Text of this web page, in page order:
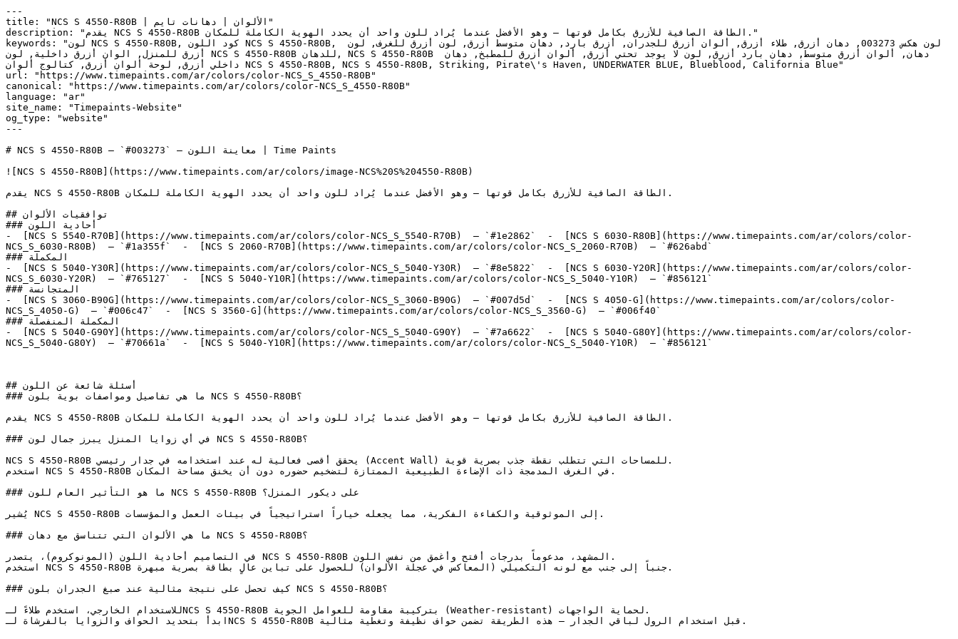
---
title: "NCS S 4550-R80B | الألوان | دهانات تايم"
description: "يقدم NCS S 4550-R80B الطاقة الصافية للأزرق بكامل قوتها — وهو الأفضل عندما يُراد للون واحد أن يحدد الهوية الكاملة للمكان."
keywords: "لون NCS S 4550-R80B, كود اللون NCS S 4550-R80B, لون هكس 003273, دهان أزرق, طلاء أزرق, ألوان أزرق للجدران, أزرق بارد, دهان متوسط أزرق, لون أزرق للغرف, لون
أزرق للمنزل, الوان أزرق داخلية, لون NCS S 4550-R80B للدهان, NCS S 4550-R80B دهان, ألوان أزرق متوسط, دهان بارد أزرق, لون لا يوجد تحتي أزرق, ألوان أزرق للمطبخ, دهان
داخلي أزرق, لوحة ألوان أزرق, كتالوج ألوان NCS S 4550-R80B, NCS S 4550-R80B, Striking, Pirate\'s Haven, UNDERWATER BLUE, Blueblood, California Blue"
url: "https://www.timepaints.com/ar/colors/color-NCS_S_4550-R80B"
canonical: "https://www.timepaints.com/ar/colors/color-NCS_S_4550-R80B"
language: "ar"
site_name: "Timepaints-Website"
og_type: "website"
---
# NCS S 4550-R80B — `#003273` — معاينة اللون | Time Paints
![NCS S 4550-R80B](https://www.timepaints.com/ar/colors/image-NCS%20S%204550-R80B)
يقدم NCS S 4550-R80B الطاقة الصافية للأزرق بكامل قوتها — وهو الأفضل عندما يُراد للون واحد أن يحدد الهوية الكاملة للمكان.
## توافقيات الألوان
### أحادية اللون
-  [NCS S 5540-R70B](https://www.timepaints.com/ar/colors/color-NCS_S_5540-R70B)  — `#1e2862`  -  [NCS S 6030-R80B](https://www.timepaints.com/ar/colors/color-
NCS_S_6030-R80B)  — `#1a355f`  -  [NCS S 2060-R70B](https://www.timepaints.com/ar/colors/color-NCS_S_2060-R70B)  — `#626abd`
### المكملة
-  [NCS S 5040-Y30R](https://www.timepaints.com/ar/colors/color-NCS_S_5040-Y30R)  — `#8e5822`  -  [NCS S 6030-Y20R](https://www.timepaints.com/ar/colors/color-
NCS_S_6030-Y20R)  — `#765127`  -  [NCS S 5040-Y10R](https://www.timepaints.com/ar/colors/color-NCS_S_5040-Y10R)  — `#856121`
### المتجانسة
-  [NCS S 3060-B90G](https://www.timepaints.com/ar/colors/color-NCS_S_3060-B90G)  — `#007d5d`  -  [NCS S 4050-G](https://www.timepaints.com/ar/colors/color-
NCS_S_4050-G)  — `#006c47`  -  [NCS S 3560-G](https://www.timepaints.com/ar/colors/color-NCS_S_3560-G)  — `#006f40`
### المكملة المنفصلة
-  [NCS S 5040-G90Y](https://www.timepaints.com/ar/colors/color-NCS_S_5040-G90Y)  — `#7a6622`  -  [NCS S 5040-G80Y](https://www.timepaints.com/ar/colors/color-
NCS_S_5040-G80Y)  — `#70661a`  -  [NCS S 5040-Y10R](https://www.timepaints.com/ar/colors/color-NCS_S_5040-Y10R)  — `#856121`
## أسئلة شائعة عن اللون
### ما هي تفاصيل ومواصفات بوية بلون NCS S 4550-R80B؟
يقدم NCS S 4550-R80B الطاقة الصافية للأزرق بكامل قوتها — وهو الأفضل عندما يُراد للون واحد أن يحدد الهوية الكاملة للمكان.
### في أي زوايا المنزل يبرز جمال لون NCS S 4550-R80B؟
NCS S 4550-R80B يحقق أقصى فعالية له عند استخدامه في جدار رئيسي (Accent Wall) للمساحات التي تتطلب نقطة جذب بصرية قوية.
استخدم NCS S 4550-R80B في الغرف المدمجة ذات الإضاءة الطبيعية الممتازة لتضخيم حضوره دون أن يخنق مساحة المكان.
### ما هو التأثير العام للون NCS S 4550-R80B على ديكور المنزل؟
يُشير NCS S 4550-R80B إلى الموثوقية والكفاءة الفكرية، مما يجعله خياراً استراتيجياً في بيئات العمل والمؤسسات.
### ما هي الألوان التي تتناسق مع دهان NCS S 4550-R80B؟
في التصاميم أحادية اللون (المونوكروم)، يتصدر NCS S 4550-R80B المشهد، مدعوماً بدرجات أفتح وأغمق من نفس اللون.
استخدم NCS S 4550-R80B جنباً إلى جنب مع لونه التكميلي (المعاكس في عجلة الألوان) للحصول على تباين عالٍ بطاقة بصرية مبهرة.
### كيف تحصل على نتيجة مثالية عند صبغ الجدران بلون NCS S 4550-R80B؟
للاستخدام الخارجي، استخدم طلاءً لـNCS S 4550-R80B بتركيبة مقاومة للعوامل الجوية (Weather-resistant) لحماية الواجهات.
ابدأ بتحديد الحواف والزوايا بالفرشاة لـNCS S 4550-R80B قبل استخدام الرول لباقي الجدار — هذه الطريقة تضمن حواف نظيفة وتغطية مثالية.